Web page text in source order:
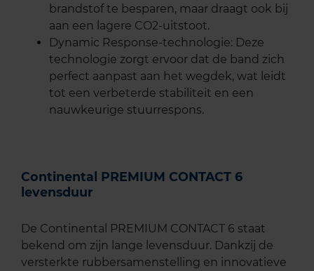
brandstof te besparen, maar draagt ook bij
aan een lagere CO2-uitstoot.
Dynamic Response-technologie: Deze
technologie zorgt ervoor dat de band zich
perfect aanpast aan het wegdek, wat leidt
tot een verbeterde stabiliteit en een
nauwkeurige stuurrespons.
Continental PREMIUM CONTACT 6
levensduur
De Continental PREMIUM CONTACT 6 staat
bekend om zijn lange levensduur. Dankzij de
versterkte rubbersamenstelling en innovatieve